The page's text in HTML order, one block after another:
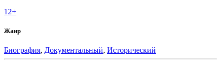
12+
Жанр
Биография, Документальный, Исторический